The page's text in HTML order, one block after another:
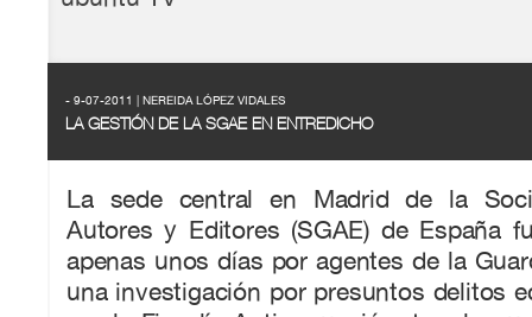
- 9-07-2011 | NEREIDA LÓPEZ VIDALES
LA GESTIÓN DE LA SGAE EN ENTREDICHO
La sede central en Madrid de la
Autores y Editores (SGAE) de España
apenas unos días por agentes de la
una investigación por presuntos delitos